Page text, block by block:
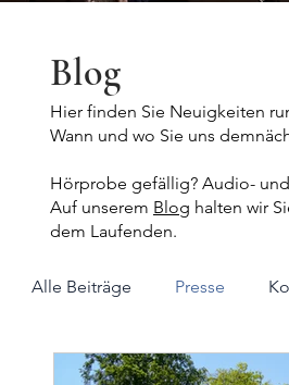
Blog
Hier finden Sie Neuigkeiten
Wann und wo Sie uns
Hörprobe gefällig? Audio-
Auf unserem Blog halten wir
dem Laufenden.
Alle Beiträge Presse
Kooperation Patenchor